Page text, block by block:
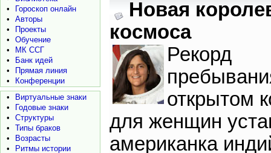
•
Гороскоп онлайн
•
Авторы
•
Проекты
•
Обучение
•
МК ССГ
•
Банк идей
•
Прямая линия
•
Конференции
•
Виртуальные знаки
•
Годовые знаки
•
Структуры
•
Типы браков
•
Возрасты
•
Ритмы истории
Новая
космоса
Рекорд
открытом
для женщин
американка